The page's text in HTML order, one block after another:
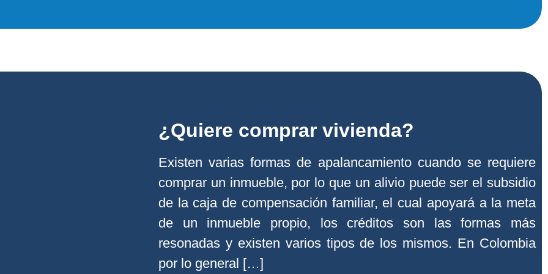
¿Quiere comprar vivienda?
Existen varias formas de apalancamiento cuando se requiere
comprar un inmueble, por lo que un alivio puede ser el subsidio
de la caja de compensación familiar, el cual apoyará a la meta
de un inmueble propio, los créditos son las formas más
resonadas y existen varios tipos de los mismos. En Colombia
por lo general […]